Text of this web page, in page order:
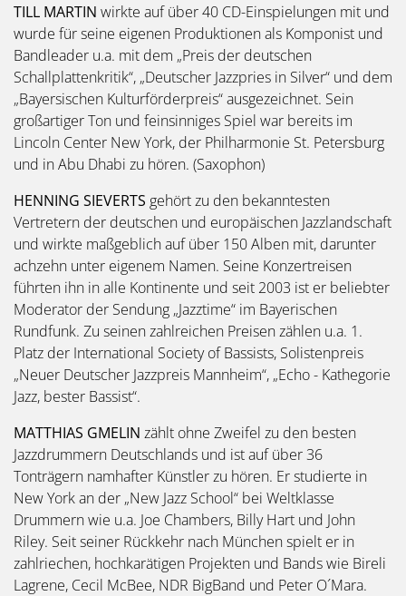
TILL MARTIN wirkte auf über 40 CD-Einspielungen mit und
wurde für seine eigenen Produktionen als Komponist und
Bandleader u.a. mit dem „Preis der deutschen
Schallplattenkritik“, „Deutscher Jazzpries in Silver“ und dem
„Bayersischen Kulturförderpreis“ ausgezeichnet. Sein
großartiger Ton und feinsinniges Spiel war bereits im
Lincoln Center New York, der Philharmonie St. Petersburg
und in Abu Dhabi zu hören. (Saxophon)
HENNING SIEVERTS gehört zu den bekanntesten
Vertretern der deutschen und europäischen Jazzlandschaft
und wirkte maßgeblich auf über 150 Alben mit, darunter
achzehn unter eigenem Namen. Seine Konzertreisen
führten ihn in alle Kontinente und seit 2003 ist er beliebter
Moderator der Sendung „Jazztime“ im Bayerischen
Rundfunk. Zu seinen zahlreichen Preisen zählen u.a. 1.
Platz der International Society of Bassists, Solistenpreis
„Neuer Deutscher Jazzpreis Mannheim“, „Echo - Kathegorie
Jazz, bester Bassist“.
MATTHIAS GMELIN zählt ohne Zweifel zu den besten
Jazzdrummern Deutschlands und ist auf über 36
Tonträgern namhafter Künstler zu hören. Er studierte in
New York an der „New Jazz School“ bei Weltklasse
Drummern wie u.a. Joe Chambers, Billy Hart und John
Riley. Seit seiner Rückkehr nach München spielt er in
zahlriechen, hochkarätigen Projekten und Bands wie Bireli
Lagrene, Cecil McBee, NDR BigBand und Peter O´Mara.